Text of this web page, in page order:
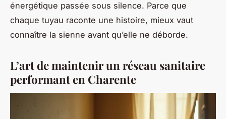
énergétique passée sous silence. Parce que
chaque tuyau raconte une histoire, mieux vaut
connaître la sienne avant qu’elle ne déborde.
L’art de maintenir un réseau sanitaire
performant en Charente